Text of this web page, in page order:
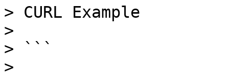
> CURL Example
>
> ```
>